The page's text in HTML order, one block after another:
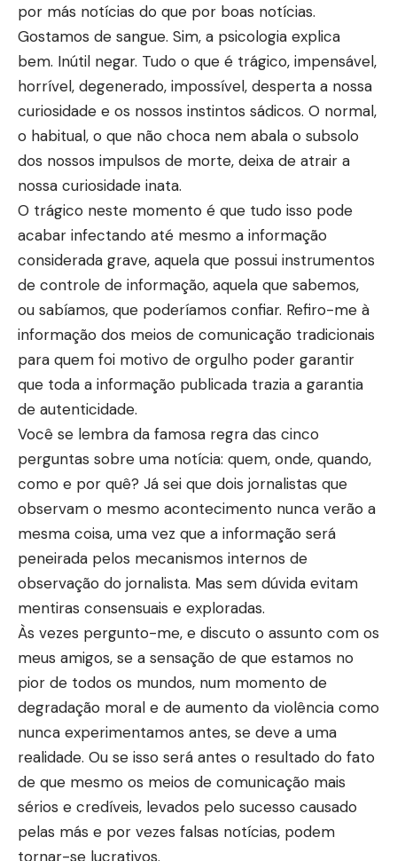
por más notícias do que por boas notícias.
Gostamos de sangue. Sim, a psicologia explica
bem. Inútil negar. Tudo o que é trágico, impensável,
horrível, degenerado, impossível, desperta a nossa
curiosidade e os nossos instintos sádicos. O normal,
o habitual, o que não choca nem abala o subsolo
dos nossos impulsos de morte, deixa de atrair a
nossa curiosidade inata.
O trágico neste momento é que tudo isso pode
acabar infectando até mesmo a informação
considerada grave, aquela que possui instrumentos
de controle de informação, aquela que sabemos,
ou sabíamos, que poderíamos confiar. Refiro-me à
informação dos meios de comunicação tradicionais
para quem foi motivo de orgulho poder garantir
que toda a informação publicada trazia a garantia
de autenticidade.
Você se lembra da famosa regra das cinco
perguntas sobre uma notícia: quem, onde, quando,
como e por quê? Já sei que dois jornalistas que
observam o mesmo acontecimento nunca verão a
mesma coisa, uma vez que a informação será
peneirada pelos mecanismos internos de
observação do jornalista. Mas sem dúvida evitam
mentiras consensuais e exploradas.
Às vezes pergunto-me, e discuto o assunto com os
meus amigos, se a sensação de que estamos no
pior de todos os mundos, num momento de
degradação moral e de aumento da violência como
nunca experimentamos antes, se deve a uma
realidade. Ou se isso será antes o resultado do fato
de que mesmo os meios de comunicação mais
sérios e credíveis, levados pelo sucesso causado
pelas más e por vezes falsas notícias, podem
tornar-se lucrativos.